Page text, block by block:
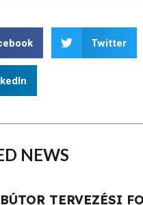
Twitter
NEWS
TERVEZÉSI